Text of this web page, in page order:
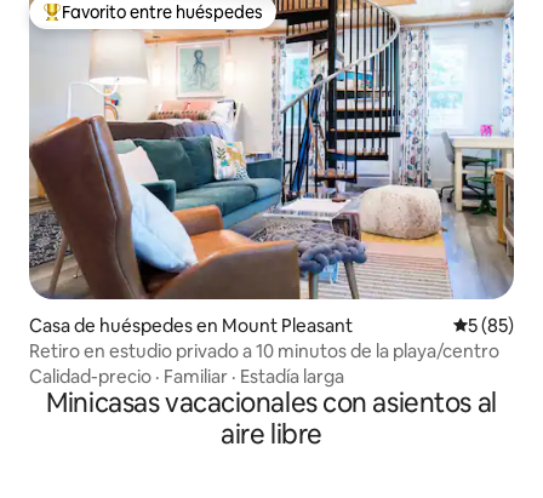
Favorito entre huéspedes preferido
Favorito entre huéspedes
Casa de huéspedes en Mount Pleasant
5 (85)
Retiro en estudio privado a 10 minutos de la playa/centro
Calidad-precio · Familiar · Estadía larga
Minicasas vacacionales con asientos al
aire libre